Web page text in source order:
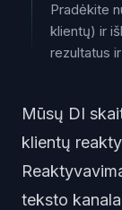
Pradėkite
klientų) ir
rezultatus
Mūsų DI
klientų
teksto